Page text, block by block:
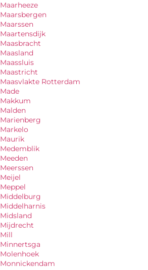
Maarheeze
Maarsbergen
Maarssen
Maartensdijk
Maasbracht
Maasland
Maassluis
Maastricht
Maasvlakte Rotterdam
Made
Makkum
Malden
Marienberg
Markelo
Maurik
Medemblik
Meeden
Meerssen
Meijel
Meppel
Middelburg
Middelharnis
Midsland
Mijdrecht
Mill
Minnertsga
Molenhoek
Monnickendam